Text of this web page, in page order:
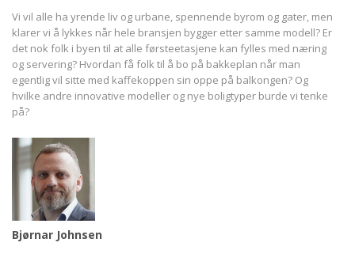
Vi vil alle ha yrende liv og urbane, spennende byrom og gater, men
klarer vi å lykkes når hele bransjen bygger etter samme modell? Er
det nok folk i byen til at alle førsteetasjene kan fylles med næring
og servering? Hvordan få folk til å bo på bakkeplan når man
egentlig vil sitte med kaffekoppen sin oppe på balkongen? Og
hvilke andre innovative modeller og nye boligtyper burde vi tenke
på?
Bjørnar Johnsen